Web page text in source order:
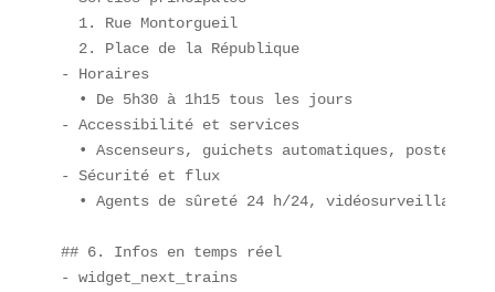
  1. Rue Montorgueil
  2. Place de la République
- Horaires
  • De 5h30 à 1h15 tous les jours
- Accessibilité et services
• Ascenseurs, guichets automatiques, poste
- Sécurité et flux
  • Agents de sûreté 24 h/24, vidéosurveillance
## 6. Infos en temps réel
- widget_next_trains